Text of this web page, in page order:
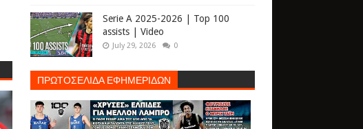
Serie A 2025-2026 | Top 100
assists | Video
July 29, 2026 0
ΠΡΩΤΟΣΕΛΙΔΑ ΕΦΗΜΕΡΙΔΩΝ